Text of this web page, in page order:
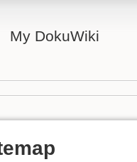
My DokuWiki